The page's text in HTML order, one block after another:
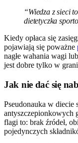
“Wiedza z sieci
dietetyczka
Kiedy opłaca się
pojawiają się poważne
nagłe wahania wagi
jest dobre tylko w
Jak nie dać się
Pseudonauka w diecie
antyszczepionkowych
flagi to: brak źródeł,
pojedynczych